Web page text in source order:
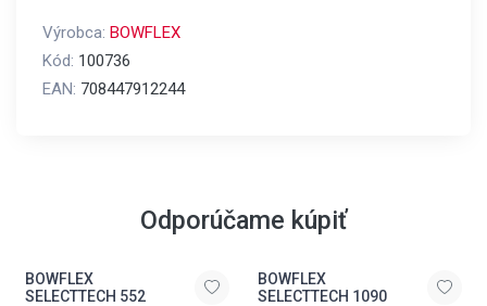
Výrobca: BOWFLEX
Kód: 100736
EAN: 708447912244
Odporúčame kúpiť
BOWFLEX
SELECTTECH 552
BOWFLEX
SELECTTECH 1090